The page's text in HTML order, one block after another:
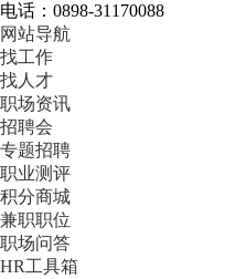
电话：0898-31170088
网站导航
找工作
找人才
职场资讯
招聘会
专题招聘
职业测评
积分商城
兼职职位
职场问答
HR工具箱